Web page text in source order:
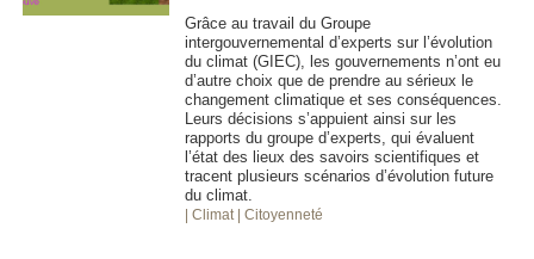
Grâce au travail du Groupe
intergouvernemental d’experts sur l’évolution
du climat (GIEC), les gouvernements n’ont eu
d’autre choix que de prendre au sérieux le
changement climatique et ses conséquences.
Leurs décisions s’appuient ainsi sur les
rapports du groupe d’experts, qui évaluent
l’état des lieux des savoirs scientifiques et
tracent plusieurs scénarios d’évolution future
du climat.
| Climat | Citoyenneté